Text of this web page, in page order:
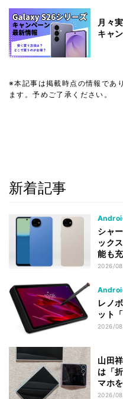
月々
キャ
※本記事は掲載時点の情報であ
ます。予めご了承ください。
新着記事
シャ
ック
能も
2026/
レノ
ット
2026/
山田
は「
マホ
2026/